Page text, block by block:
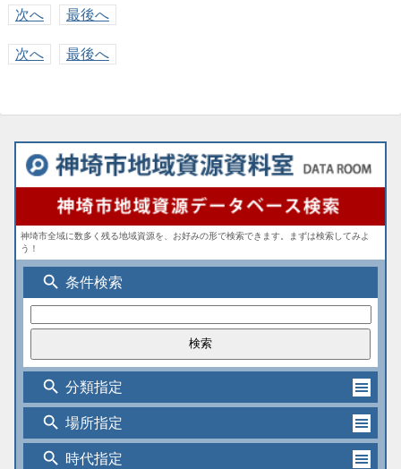
次へ
最後へ
次へ 最後へ
神埼市全域に数多く残る地域資源を、お好みの形で検索できます。まずは検索してみよ
う！
search 条件検索
search 分類指定
search 場所指定
search 時代指定